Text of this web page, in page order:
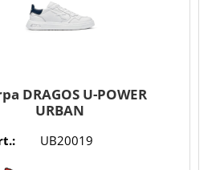
DRAGOS U-POWER
URBAN
UB20019